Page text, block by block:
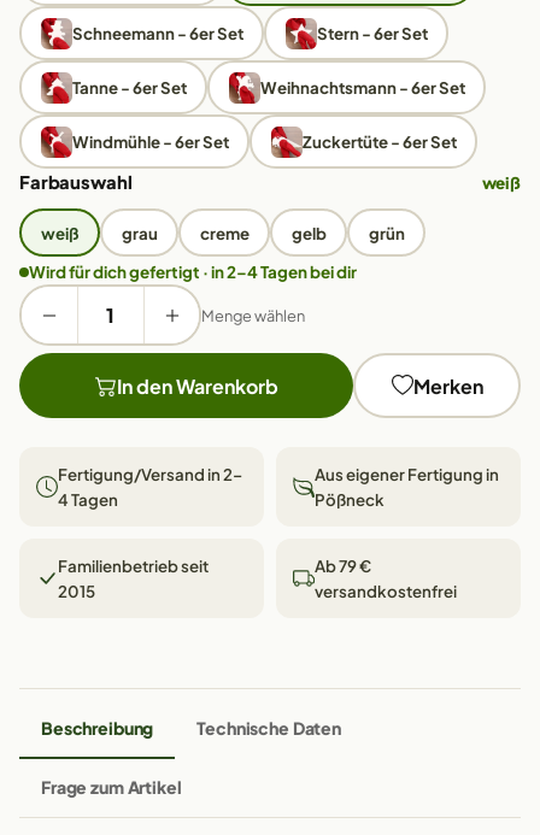
Schneemann - 6er Set Stern - 6er Set
Tanne - 6er Set Weihnachtsmann - 6er Set
Windmühle - 6er Set Zuckertüte - 6er Set
Farbauswahl weiß
weiß grau creme gelb
grün
Wird für dich gefertigt · in 2–4 Tagen bei dir
Menge wählen
In den Warenkorb Merken
Fertigung/Versand in 2–
4 Tagen
Aus eigener Fertigung in
Pößneck
Familienbetrieb seit
2015
Ab 79 €
versandkostenfrei
Beschreibung Technische Daten
Frage zum Artikel